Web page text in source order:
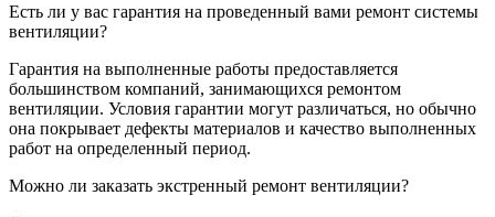
Есть ли у вас гарантия на проведенный вами ремонт системы
вентиляции?
Гарантия на выполненные работы предоставляется
большинством компаний, занимающихся ремонтом
вентиляции. Условия гарантии могут различаться, но обычно
она покрывает дефекты материалов и качество выполненных
работ на определенный период.
Можно ли заказать экстренный ремонт вентиляции?